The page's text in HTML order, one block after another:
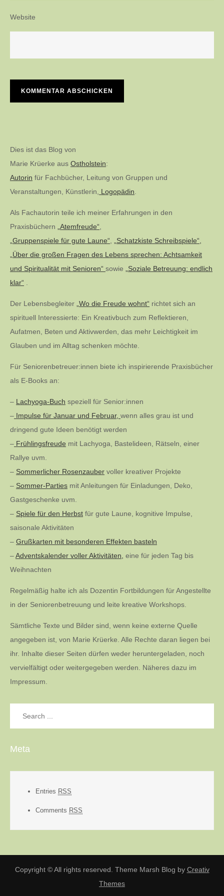
Website
Dies ist das Blog von
Marie Krüerke aus Ostholstein:
Autorin für Fachbücher, Leitung von Gruppen und
Veranstaltungen, Künstlerin,
Logopädin
Als Fachautorin teile ich meiner Erfahrungen in den
Praxisbüchern
„Atemfreude“
„Gruppenspiele für gute Laune“
„Schatzkiste Schreibspiele“,
„Über die großen Fragen des Lebens sprechen: Achtsamkeit
und Spiritualität mit Senioren“ sowie
„Soziale Betreuung: endlich
klar“
Der Lebensbegleiter „Wo die Freude wohnt“ richtet sich an
spirituell Interessierte: Ein Kreativbuch zum Reflektieren,
Aufatmen, Beten und Aktivwerden, das mehr Leichtigkeit im
Glauben und im Alltag schenken möchte.
Für Seniorenbetreuer:innen biete ich inspirierende Praxisbücher
als E-Books an:
– Lachyoga-Buch speziell für Senior:innen
– Impulse für Januar und Februar, wenn alles grau ist und
dringend gute Ideen benötigt werden
– Frühlingsfreude mit Lachyoga, Bastelideen, Rätseln, einer
Rallye uvm.
– Sommerlicher Rosenzauber voller kreativer Projekte
– Sommer-Parties mit Anleitungen für Einladungen, Deko,
Gastgeschenke uvm.
– Spiele für den Herbst für gute Laune, kognitive Impulse,
saisonale Aktivitäten
– Grußkarten mit besonderen Effekten basteln
–Adventskalender voller Aktivitäten, eine für jeden Tag bis
Weihnachten
Regelmäßig halte ich als Dozentin Fortbildungen für Angestellte
in der Seniorenbetreuung und leite kreative Workshops.
Sämtliche Texte und Bilder sind, wenn keine externe Quelle
angegeben ist, von Marie Krüerke. Alle Rechte daran liegen bei
ihr. Inhalte dieser Seiten dürfen weder heruntergeladen, noch
vervielfältigt oder weitergegeben werden. Näheres dazu im
Impressum.
Meta
Entries RSS
Comments RSS
Copyright © All rights reserved. Theme Marsh Blog by Creativ
Themes